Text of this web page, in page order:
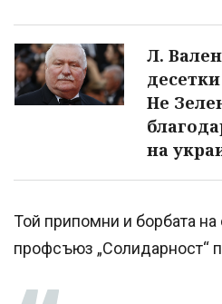
Л.
Не
на
Той припомни и борбата на
профсъюз „Солидарност“